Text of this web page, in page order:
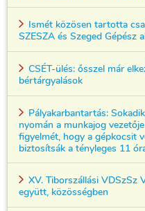
Ismét közösen tartotta
SZESZA és Szeged Gépész
CSÉT-ülés: ősszel már
bértárgyalások
Pályakarbantartás:
nyomán a munkajog
figyelmét, hogy a gépkocsit
biztosítsák a tényleges 11
XV. Tiborszállási VDSzSz
együtt, közösségben